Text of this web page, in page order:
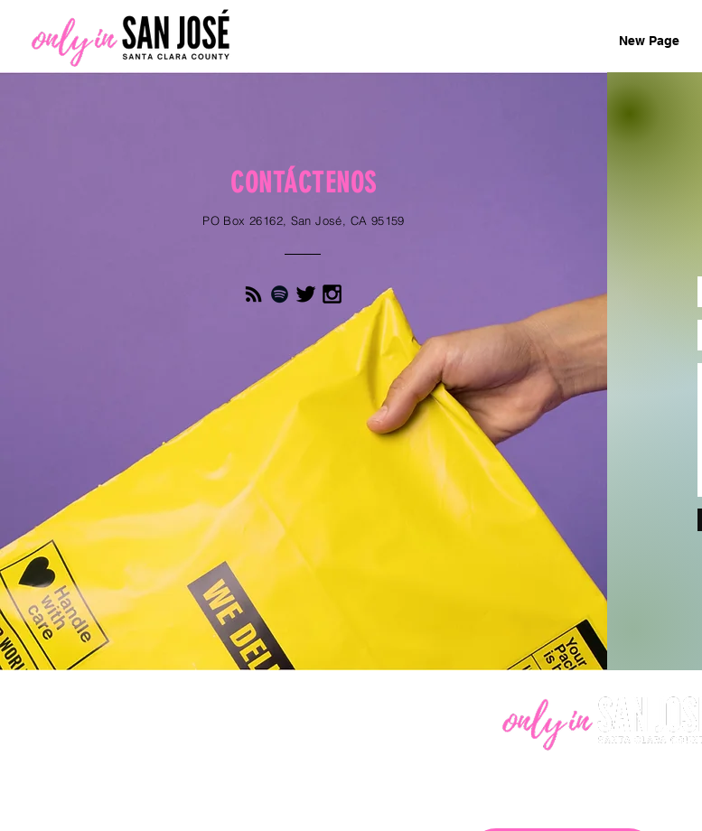
New Page
CONTÁCTENOS
PO Box 26162, San José, CA 95159